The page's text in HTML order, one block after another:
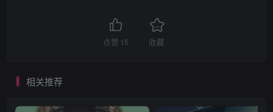
点赞 15 收藏
相关推荐